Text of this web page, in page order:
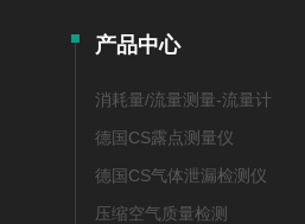
产品中心
消耗量/流量测量-流量计
德国CS露点测量仪
德国CS气体泄漏检测仪
压缩空气质量检测